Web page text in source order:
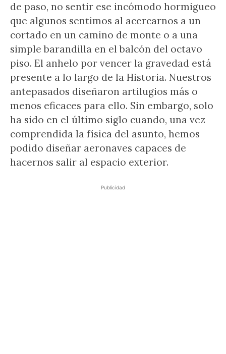
de paso, no sentir ese incómodo hormigueo
que algunos sentimos al acercarnos a un
cortado en un camino de monte o a una
simple barandilla en el balcón del octavo
piso. El anhelo por vencer la gravedad está
presente a lo largo de la Historia. Nuestros
antepasados diseñaron artilugios más o
menos eficaces para ello. Sin embargo, solo
ha sido en el último siglo cuando, una vez
comprendida la física del asunto, hemos
podido diseñar aeronaves capaces de
hacernos salir al espacio exterior.
Publicidad